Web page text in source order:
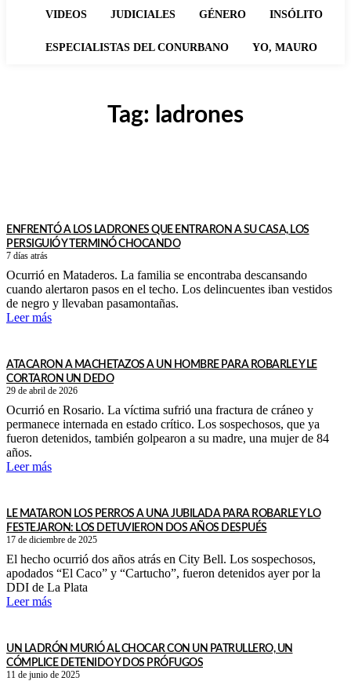
VIDEOS JUDICIALES GÉNERO INSÓLITO
ESPECIALISTAS DEL CONURBANO YO, MAURO
Tag: ladrones
ENFRENTÓ A LOS LADRONES QUE ENTRARON A SU CASA, LOS
PERSIGUIÓ Y TERMINÓ CHOCANDO
7 días atrás
Ocurrió en Mataderos. La familia se encontraba descansando
cuando alertaron pasos en el techo. Los delincuentes iban vestidos
de negro y llevaban pasamontañas.
Leer más
ATACARON A MACHETAZOS A UN HOMBRE PARA ROBARLE Y LE
CORTARON UN DEDO
29 de abril de 2026
Ocurrió en Rosario. La víctima sufrió una fractura de cráneo y
permanece internada en estado crítico. Los sospechosos, que ya
fueron detenidos, también golpearon a su madre, una mujer de 84
años.
Leer más
LE MATARON LOS PERROS A UNA JUBILADA PARA ROBARLE Y LO
FESTEJARON: LOS DETUVIERON DOS AÑOS DESPUÉS
17 de diciembre de 2025
El hecho ocurrió dos años atrás en City Bell. Los sospechosos,
apodados “El Caco” y “Cartucho”, fueron detenidos ayer por la
DDI de La Plata
Leer más
UN LADRÓN MURIÓ AL CHOCAR CON UN PATRULLERO, UN
CÓMPLICE DETENIDO Y DOS PRÓFUGOS
11 de junio de 2025